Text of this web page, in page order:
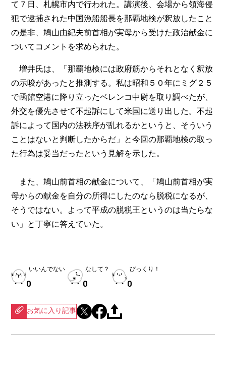
て７日、札幌市内で行われた。講演後、会場から領海侵
犯で逮捕された中国漁船船長を那覇地検が釈放したこと
の是非、鳩山由紀夫前首相が実母から受けた政治献金に
ついてコメントを求められた。
増井氏は、「那覇地検には政府筋からそれとなく釈放
の示唆があったと推測する。私は昭和５０年にミグ２５
で函館空港に降り立ったベレンコ中尉を取り調べたが、
外交を優先させて不起訴にして米国に送り出した。不起
訴によって国内の法秩序が乱れるかというと、そういう
ことはないと判断したからだ」と今回の那覇地検の取っ
た行為は妥当だったという見解を示した。
また、鳩山前首相の献金について、「鳩山前首相が実
母からの献金を自分の所得にしたのなら脱税になるが、
そうではない。よって平成の脱税王というのは当たらな
い」と丁寧に答えていた。
いいんでない
0
なして？
0
びっくり！
0
お気に入り記事